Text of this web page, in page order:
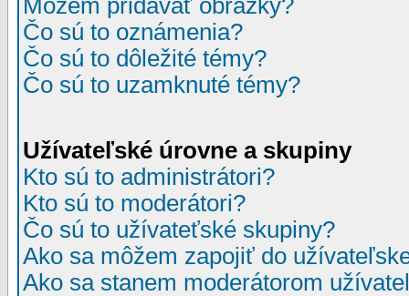
Môžem pridávať obrázky?
Čo sú to oznámenia?
Čo sú to dôležité témy?
Čo sú to uzamknuté témy?
Užívateľské úrovne a skupiny
Kto sú to administrátori?
Kto sú to moderátori?
Čo sú to užívateťské skupiny?
Ako sa môžem zapojiť do
Ako sa stanem moderátorom